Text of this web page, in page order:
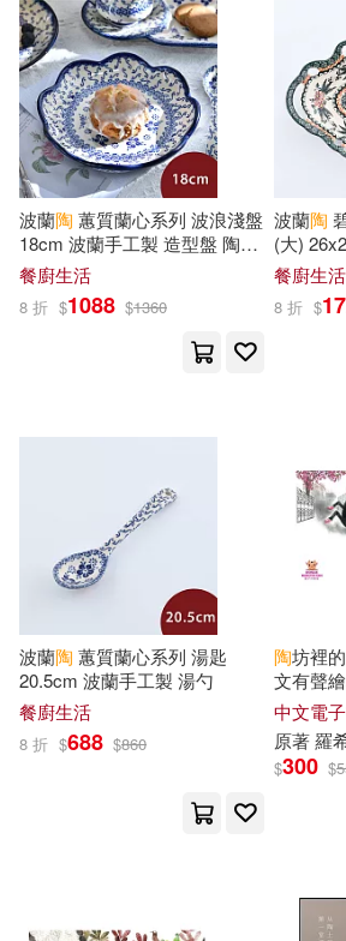
周作人(17)
建築考試培訓研究中心組織編
7)
本書編委會編(17)
森田季節(17) 滝川廉治(17)
王楠楠（主編）(17)
陶文鵬(17)
ゆめみつき(16) 七緒一綺
奈知未佐子(16) 姜忠喆(16)
新北市立鶯歌陶瓷博物館(16)
爆ヤバDIGITAL写真集(16)
石地(16)
暢談國際文化(55)
西南交通大學出版社(55)
人民交通出版社(54)
商務印書館(54)
廣東人民出版社(54)
和平國際(53) 新華先鋒
柿子文化(53)
上海科學技術出版社(52)
崧博出版(51)
廣東經濟出版社(51)
波蘭陶 蕙質蘭心系列 波浪淺盤
18cm 波蘭手工製 造型盤 陶瓷
盤 菜盤 水果盤 沙拉盤
餐廚生活
8 折 $1088 $1360
波蘭陶
(大)
籃
餐廚生活
8 折 $
波蘭陶 蕙質蘭心系列 湯匙
20.5cm 波蘭手工製 湯勺
餐廚生活
8 折 $688 $860
陶坊裡
文有聲
中文電
$300 $